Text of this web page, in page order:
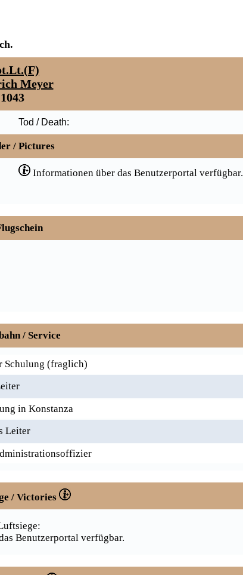
Meyer
1043
Tod / Death:
/ Pictures
Informationen über das Benutzerportal verfügbar.
/ Service
Schulung (fraglich)
in Konstanza
Leiter
/ Victories
Benutzerportal verfügbar.